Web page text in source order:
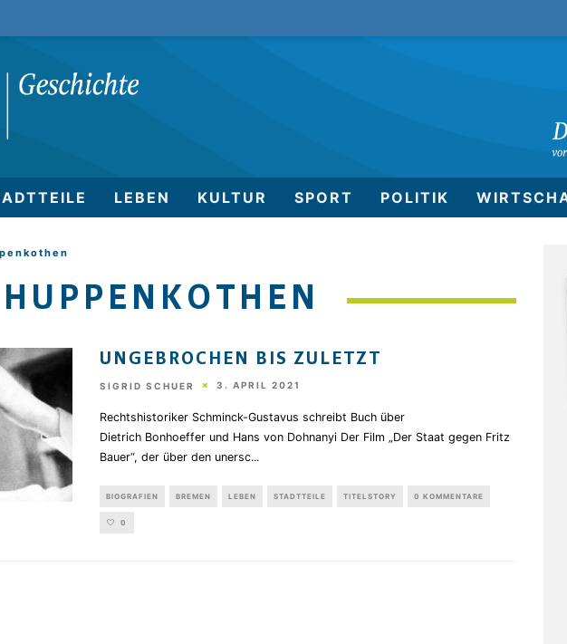
LEBEN KULTUR SPORT POLITIK
UNGEBROCHEN BIS ZULETZT
SIGRID SCHUER 3. APRIL 2021
Rechtshistoriker Schminck-Gustavus schreibt Buch über
Dietrich Bonhoeffer und Hans von Dohnanyi Der Film „Der Staat gegen Fritz
Bauer“, der über den unersc...
BIOGRAFIEN BREMEN LEBEN STADTTEILE TITELSTORY 0 KOMMENTARE
0